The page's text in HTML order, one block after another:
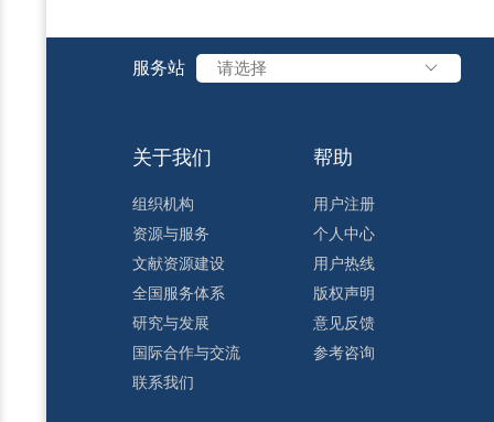
服务站 请选择
关于我们
组织机构
资源与服务
文献资源建设
全国服务体系
研究与发展
国际合作与交流
联系我们
帮助
用户注册
个人中心
用户热线
版权声明
意见反馈
参考咨询